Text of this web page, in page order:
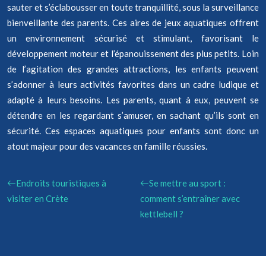
sauter et s’éclabousser en toute tranquillité, sous la surveillance
bienveillante des parents. Ces aires de jeux aquatiques offrent
un environnement sécurisé et stimulant, favorisant le
développement moteur et l’épanouissement des plus petits. Loin
de l’agitation des grandes attractions, les enfants peuvent
s’adonner à leurs activités favorites dans un cadre ludique et
adapté à leurs besoins. Les parents, quant à eux, peuvent se
détendre en les regardant s’amuser, en sachant qu’ils sont en
sécurité. Ces espaces aquatiques pour enfants sont donc un
atout majeur pour des vacances en famille réussies.
Endroits touristiques à
visiter en Crète
Se mettre au sport :
comment s’entraîner avec
kettlebell ?